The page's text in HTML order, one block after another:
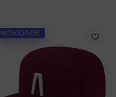
NOVIDADE